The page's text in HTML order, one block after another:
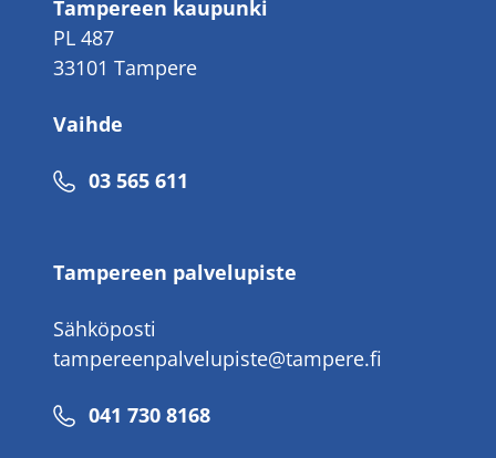
Tampereen kaupunki
PL 487
33101 Tampere
Vaihde
Puhelinnumero
03 565 611
Tampereen palvelupiste
Sähköposti
tampereenpalvelupiste@tampere.fi
Puhelinnumero
041 730 8168